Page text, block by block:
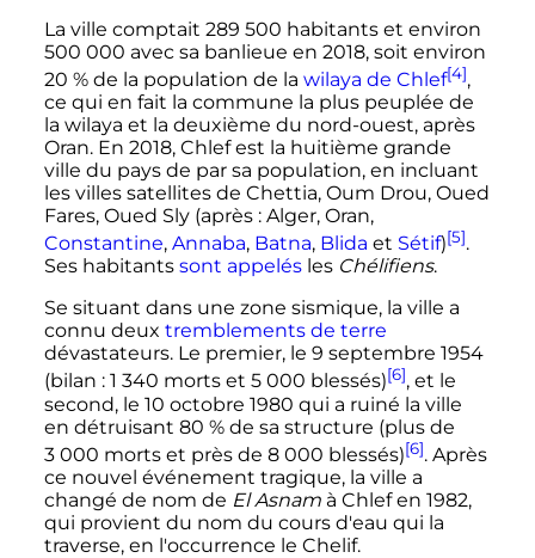
La ville comptait 289 500 habitantset environ
500 000 avec sa banlieue en 2018, soit environ
20 % de la population de la wilaya de Chlef[4],
ce qui en fait la commune la plus peuplée de
la wilaya et la deuxième du nord-ouest, après
Oran. En 2018, Chlef est la huitième grande
ville du pays de par sa population, en incluant
les villes satellites de Chettia, Oum Drou, Oued
Fares, Oued Sly (après : Alger, Oran,
Constantine, Annaba, Batna, Blida et Sétif)[5].
Ses habitants sont appelésles Chélifiens.
Se situant dans une zone sismique, la ville a
connu deux tremblements de terre
dévastateurs. Le premier, le 9 septembre 1954
(bilan : 1 340 morts et 5 000 blessés)[6], et le
second, le 10 octobre 1980 qui a ruiné la ville
en détruisant 80 % de sa structure (plus de
3 000 mortset près de 8 000 blessés)[6]. Après
ce nouvel événement tragique, la ville a
changé de nom de El Asnamà Chlef en 1982,
qui provient du nom du cours d'eau qui la
traverse, en l'occurrence le Chelif.